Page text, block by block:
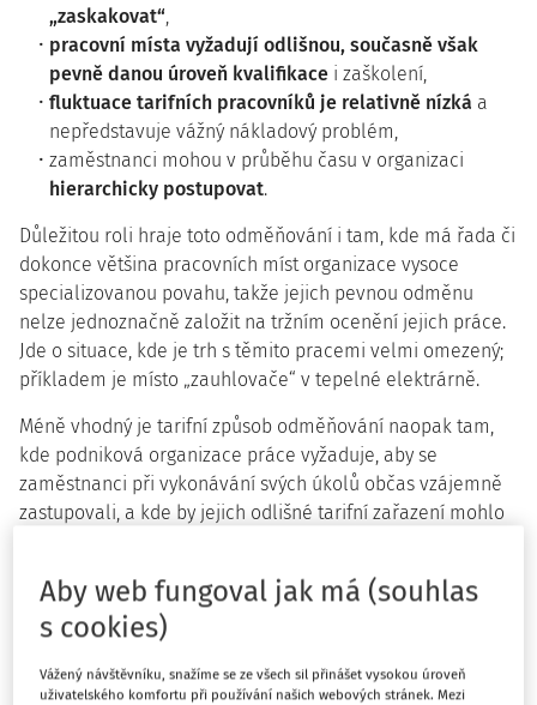
„zaskakovat“,
pracovní místa vyžadují odlišnou, současně však
pevně danou úroveň kvalifikace i zaškolení,
fluktuace tarifních pracovníků je relativně nízká a
nepředstavuje vážný nákladový problém,
zaměstnanci mohou v průběhu času v organizaci
hierarchicky postupovat.
Důležitou roli hraje toto odměňování i tam, kde má řada či
dokonce většina pracovních míst organizace vysoce
specializovanou povahu, takže jejich pevnou odměnu
nelze jednoznačně založit na tržním ocenění jejich práce.
Jde o situace, kde je trh s těmito pracemi velmi omezený;
příkladem je místo „zauhlovače“ v tepelné elektrárně.
Méně vhodný je tarifní způsob odměňování naopak tam,
kde podniková organizace práce vyžaduje, aby se
zaměstnanci při vykonávání svých úkolů občas vzájemně
zastupovali, a kde by jejich odlišné tarifní zařazení mohlo
K jeho nevýhodám může patřit i subjektivita v hodnocení
některých pozic (systematické zvýhodnění nebo naopak
znevýhodnění některých druhů pracovních míst) a nižší
pružnost odměňování.
Aby web fungoval jak má (souhlas
s cookies)
Vážený návštěvníku, snažíme se ze všech sil přinášet vysokou úroveň
uživatelského komfortu při používání našich webových stránek. Mezi